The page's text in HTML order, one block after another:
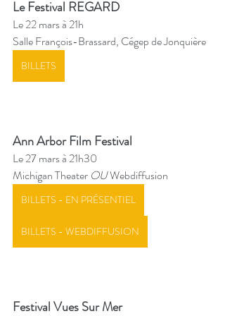
Le Festival REGARD
Le 22 mars à 21h
Salle François-Brassard, Cégep de Jonquière
BILLETS
Ann Arbor Film Festival
Le 27 mars à 21h30
Michigan Theater OU Webdiffusion
BILLETS - EN PRÉSENTIEL
BILLETS - WEBDIFFUSION
Festival Vues Sur Mer